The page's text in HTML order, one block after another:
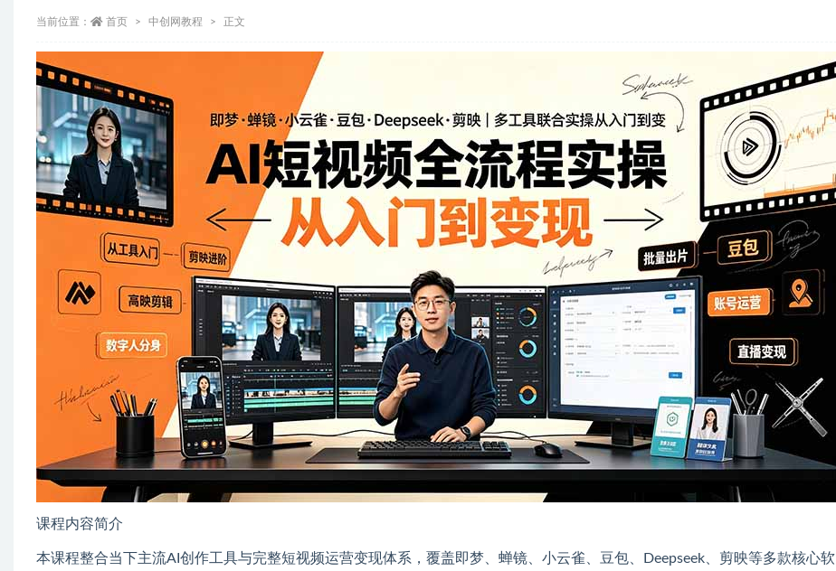
当前位置： 首页 中创网教程 正文
课程内容简介
本课程整合当下主流AI创作工具与完整短视频运营变现体系，覆盖即梦、蝉镜、小云雀、豆包、Deepseek、剪映等多款核心软